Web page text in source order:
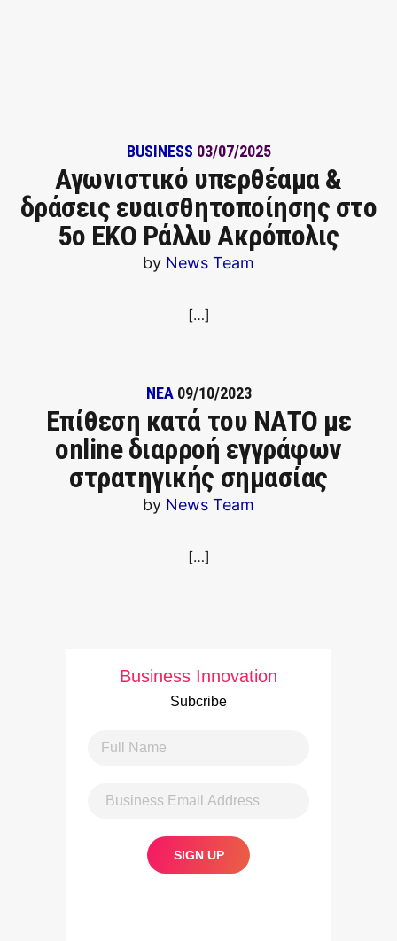
BUSINESS 03/07/2025
Αγωνιστικό υπερθέαμα &
δράσεις ευαισθητοποίησης στο
5ο ΕΚΟ Ράλλυ Ακρόπολις
by News Team
[…]
ΝΕΑ 09/10/2023
Επίθεση κατά του ΝΑΤΟ με
online διαρροή εγγράφων
στρατηγικής σημασίας
by News Team
[…]
Business Innovation
Subcribe